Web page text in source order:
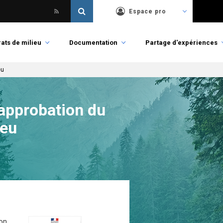
Espace pro
de milieu Documentation Partage d'expériences
du